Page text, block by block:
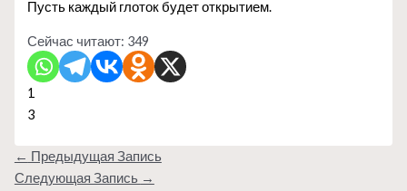
Пусть каждый глоток будет открытием.
Сейчас читают: 349
1
3
← Предыдущая Запись
Следующая Запись →